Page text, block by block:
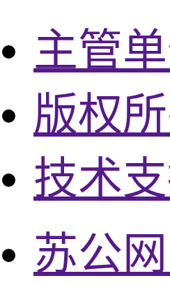
主管
版权
技术
苏公